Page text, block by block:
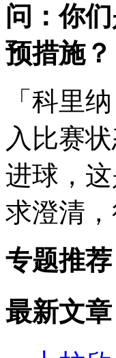
问：你
预措施？
「科里
入比赛
进球，
求澄清
专题推荐
最新文章